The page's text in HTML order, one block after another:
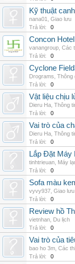
Kỹ thuật
nana01
Giao lưu
Trả lời:
0
Concon
vanangroup Các
Trả lời:
0
Cyclone
Drograms Thông
Trả lời:
0
Vật liệu chịu
Dieru Ha Thông
Trả lời:
0
Vai trò của
Dieru Ha Thông
Trả lời:
0
Lắp Đặt Máy
tinhtrieuan Máy
Trả lời:
0
Sofa màu
vyvy937 Giao lưu
Trả lời:
0
Review hồ
vietnhan Du lịch
Trả lời:
0
Vai trò của
bao ho 3m Các
Trả lời:
0